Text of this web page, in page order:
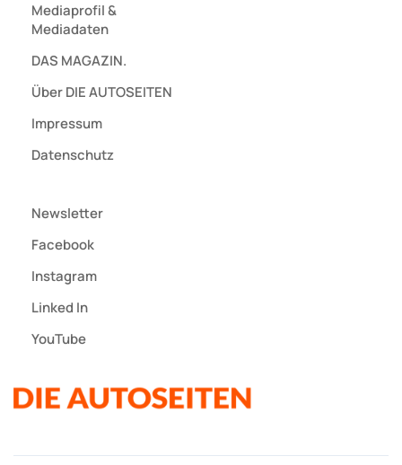
Mediaprofil&
Mediadaten
DAS MAGAZIN.
Über DIE AUTOSEITEN
Impressum
Datenschutz
Newsletter
Facebook
Instagram
Linked In
YouTube